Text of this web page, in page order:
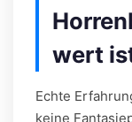
wert
Echte
keine